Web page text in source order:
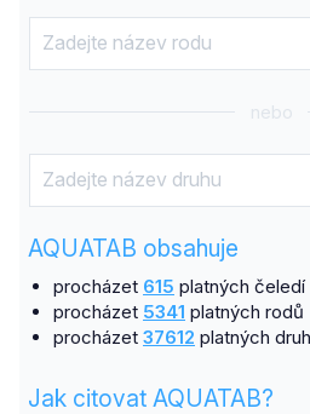
nebo
AQUATAB obsahuje
procházet 615 platných čeledí
procházet 5341 platných rodů
procházet 37612 platných
Jak citovat AQUATAB?